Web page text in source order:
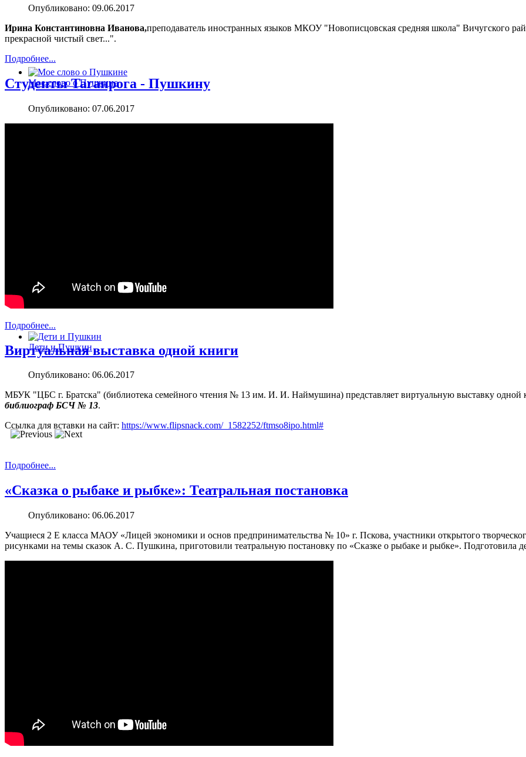
Мое слово о Пушкине
Дети и Пушкин
Опубликовано: 09.06.2017
Ирина Константиновна Иванова,преподаватель иностранных языков МКОУ "Новописцовская средняя школа" Вичугского
прекрасной чистый свет...".
Подробнее...
Студенты Таганрога - Пушкину
Опубликовано: 07.06.2017
Подробнее...
Виртуальная выставка одной книги
Опубликовано: 06.06.2017
МБУК "ЦБС г. Братска" (библиотека семейного чтения № 13 им. И. И. Наймушина) представляет виртуальную выставку одной
библиограф БСЧ № 13.
Ссылка для вставки на сайт: https://www.flipsnack.com/_1582252/ftmso8ipo.html#
Подробнее...
«Сказка о рыбаке и рыбке»: Театральная постановка
Опубликовано: 06.06.2017
Учащиеся 2 Е класса МАОУ «Лицей экономики и основ предпринимательства № 10» г. Пскова, участники открытого
рисунками на темы сказок А. С. Пушкина, приготовили театральную постановку по «Сказке о рыбаке и рыбке». Подготовила